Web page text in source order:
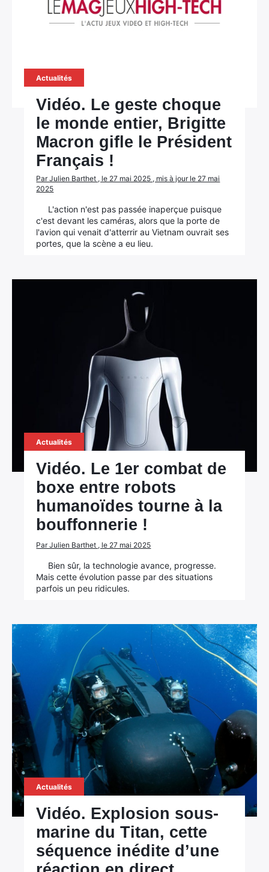
Actualités
Vidéo. Le geste choque
le monde entier, Brigitte
Macron gifle le Président
Français !
Par Julien Barthet , le 27 mai 2025 , mis à jour le 27 mai
2025
L'action n'est pas passée inaperçue puisque
c'est devant les caméras, alors que la porte de
l'avion qui venait d'atterrir au Vietnam ouvrait ses
portes, que la scène a eu lieu.
Actualités
Vidéo. Le 1er combat de
boxe entre robots
humanoïdes tourne à la
bouffonnerie !
Par Julien Barthet , le 27 mai 2025
Bien sûr, la technologie avance, progresse.
Mais cette évolution passe par des situations
parfois un peu ridicules.
Actualités
Vidéo. Explosion sous-
marine du Titan, cette
séquence inédite d’une
Rechercher